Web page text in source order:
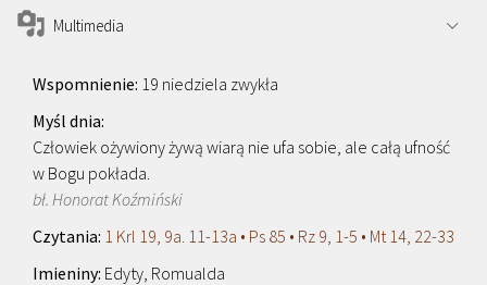
Multimedia
19 niedziela zwykła
Człowiek ożywiony żywą wiarą nie ufa sobie, ale całą ufność
w Bogu pokłada.
bł. Honorat Koźmiński
1 Krl 19, 9a. 11-13a • Ps 85 • Rz 9, 1-5 • Mt 14, 22-33
Edyty, Romualda